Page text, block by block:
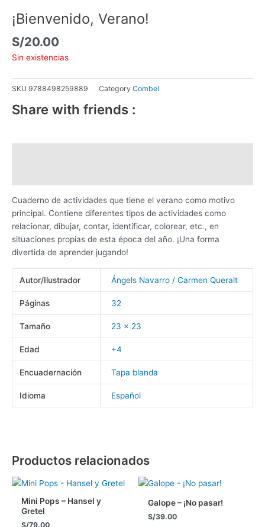
¡Bienvenido, Verano!
S/20.00
Sin existencias
SKU 9788498259889 Category Combel
Share with friends :
Cuaderno de actividades que tiene el verano como motivo
principal. Contiene diferentes tipos de actividades como
relacionar, dibujar, contar, identificar, colorear, etc., en
situaciones propias de esta época del año. ¡Una forma
divertida de aprender jugando!
Autor/Ilustrador Ángels Navarro / Carmen Queralt
Páginas 32
Tamaño 23 x 23
Edad +4
Encuadernación Tapa blanda
Idioma Español
Productos relacionados
Mini Pops – Hansel y
Gretel
S/79.00
Galope – ¡No pasar!
S/39.00